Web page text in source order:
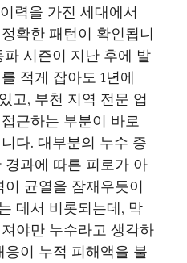
력을 가진 세대에서
확한 패턴이 확인됩니
시즌이 지난 후에 발
적게 잡아도 1년에
고, 부천 지역 전문 업
근하는 부분이 바로
다. 대부분의 누수 증
과에 따른 피로가 아
균열을 잠재우듯이
데서 비롯되는데, 막
야만 누수라고 생각하
이 누적 피해액을 불